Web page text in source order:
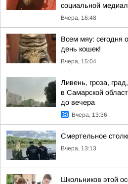
социальной
Вчера, 16:48
Всем мяу: сегодня
день кошек!
Вчера, 15:04
Ливень, гроза,
в Самарской
до вечера
Вчера, 13:36
Смертельное
Вчера, 13:13
Школьников этой